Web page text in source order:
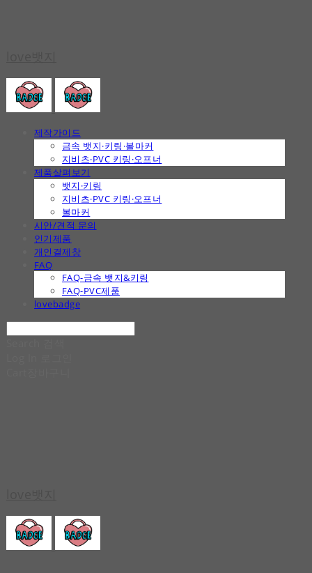
제작가이드
금속 뱃지·키링·볼마커
지비츠·PVC 키링·오프너
제품살펴보기
뱃지·키링
지비츠·PVC 키링·오프너
볼마커
시안/견적 문의
인기제품
개인결제창
FAQ
FAQ-금속 뱃지&키링
FAQ-PVC제품
lovebadge